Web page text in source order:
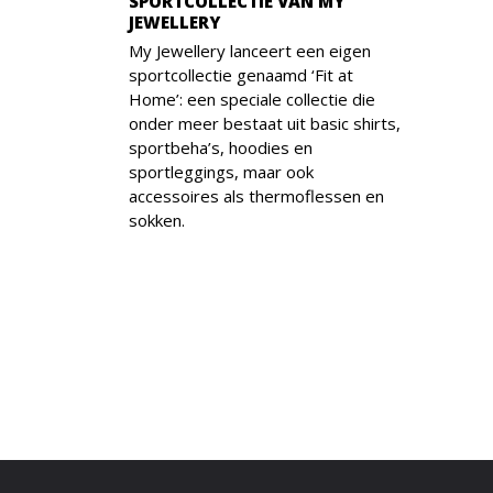
JEWELLERY
My Jewellery lanceert een eigen
sportcollectie genaamd ‘Fit at
Home’: een speciale collectie die
onder meer bestaat uit basic shirts,
sportbeha’s, hoodies en
sportleggings, maar ook
accessoires als thermoflessen en
sokken.